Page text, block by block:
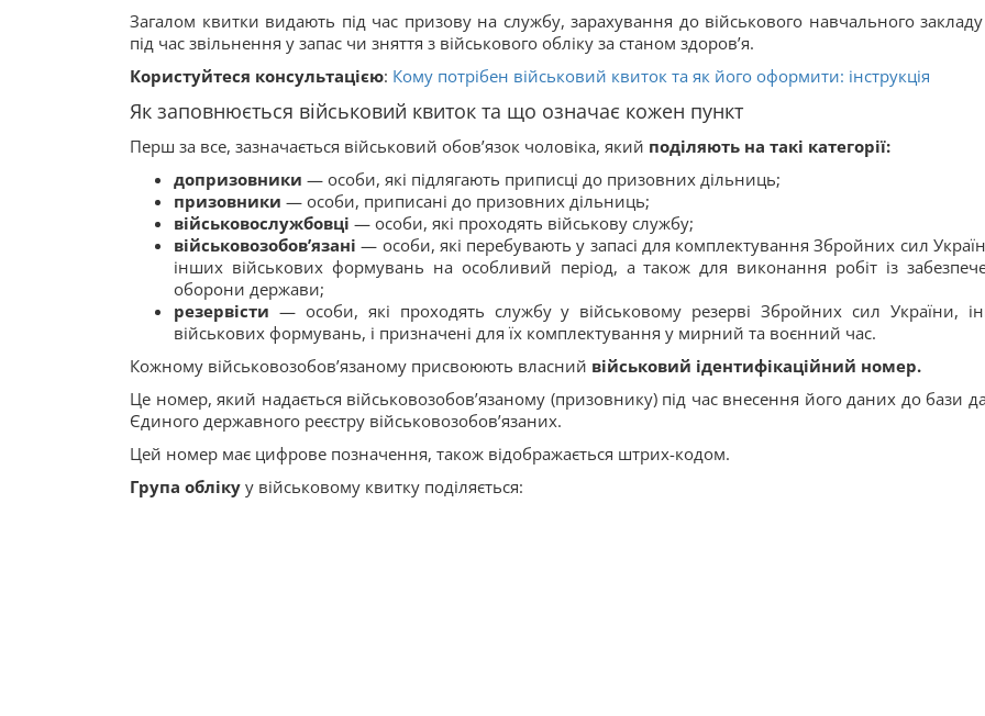
Загалом квитки видають під час призову на службу, зарахування до військового навчального
під час звільнення у запас чи зняття з військового обліку за станом здоров’я.
Користуйтеся консультацією: Кому потрібен військовий квиток та як його оформити: інструкція
Як заповнюється військовий квиток та що означає кожен пункт
Перш за все, зазначається військовий обов’язок чоловіка, який поділяють на такі категорії:
допризовники — особи, які підлягають приписці до призовних дільниць;
призовники — особи, приписані до призовних дільниць;
військовослужбовці — особи, які проходять військову службу;
військовозобов’язані — особи, які перебувають у запасі для комплектування Збройних сил
інших військових формувань на особливий період, а також для виконання робіт із
оборони держави;
резервісти — особи, які проходять службу у військовому резерві Збройних сил України,
військових формувань, і призначені для їх комплектування у мирний та воєнний час.
Кожному військовозобов’язаному присвоюють власний військовий ідентифікаційний номер.
Це номер, який надається військовозобов’язаному (призовнику) під час внесення його даних до бази
Єдиного державного реєстру військовозобов’язаних.
Цей номер має цифрове позначення, також відображається штрих-кодом.
Група обліку у військовому квитку поділяється: